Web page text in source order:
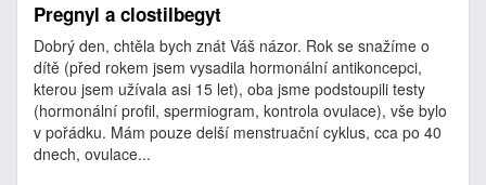
Pregnyl a clostilbegyt
Dobrý den, chtěla bych znát Váš názor. Rok se snažíme o
dítě (před rokem jsem vysadila hormonální antikoncepci,
kterou jsem užívala asi 15 let), oba jsme podstoupili testy
(hormonální profil, spermiogram, kontrola ovulace), vše bylo
v pořádku. Mám pouze delší menstruační cyklus, cca po 40
dnech, ovulace...